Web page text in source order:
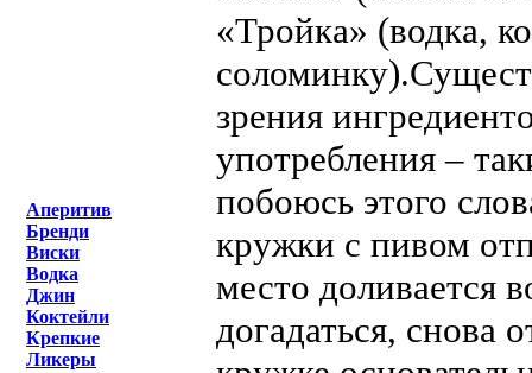
Аперитив
Бренди
Виски
Водка
Джин
Коктейли
Крепкие
Ликеры
«Тройка» (водка,
зрения
употребления –
побоюсь этого
кружки с пивом
место доливается
догадаться, снова